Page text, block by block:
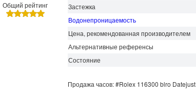
Общий рейтинг
Застежка
Водонепроницаемость
Цена, рекомендованная производителем
Альтернативные референсы
Состояние
Продажа часов:#Rolex 116300 blro Datejust